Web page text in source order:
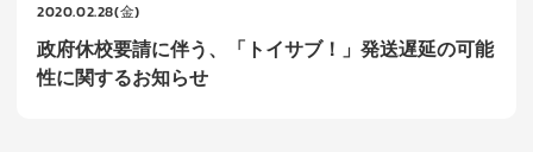
2020.02.28(金)
政府休校要請に伴う、「トイサブ！」発送遅延の可能
性に関するお知らせ